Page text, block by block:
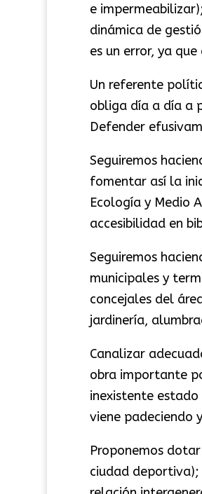
e
dinámica de
es un error, ya
Un referente
obliga día a día a
Defender
Seguiremos
fomentar así la
Ecología y Medio
accesibilidad en
Seguiremos
municipales y
concejales del
jardinería,
Canalizar
obra importante
inexistente
viene padeciendo
Proponemos
ciudad deportiva);